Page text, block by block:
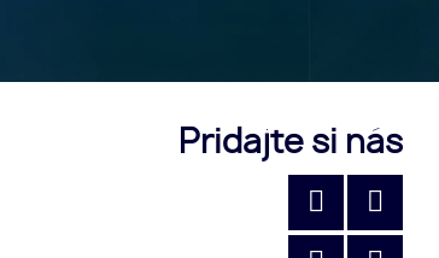
Pridajte si nás